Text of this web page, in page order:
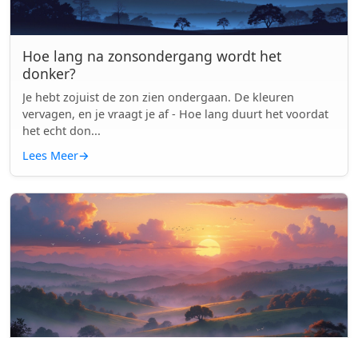
Hoe lang na zonsondergang wordt het
donker?
Je hebt zojuist de zon zien ondergaan. De kleuren
vervagen, en je vraagt je af - Hoe lang duurt het voordat
het echt don...
Lees Meer→